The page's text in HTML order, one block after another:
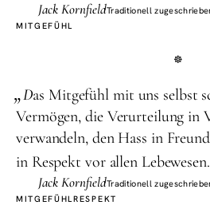
Jack KornfieldTraditionell
MITGEFÜHL
„Das Mitgefühl mit uns selbst
Vermögen, die Verurteilung in
verwandeln, den Hass in
in Respekt vor allen Lebewesen.
Jack KornfieldTraditionell
MITGEFÜHLRESPEKT